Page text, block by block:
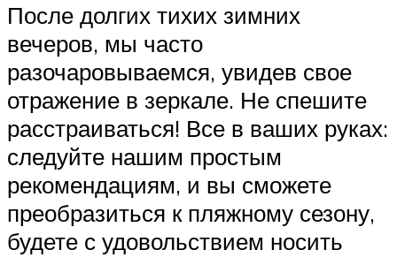
После долгих тихих зимних
вечеров, мы часто
разочаровываемся, увидев свое
отражение в зеркале. Не спешите
расстраиваться! Все в ваших руках:
следуйте нашим простым
рекомендациям, и вы сможете
преобразиться к пляжному сезону,
будете с удовольствием носить